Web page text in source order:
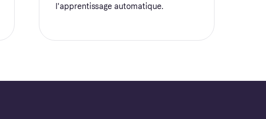
l'apprentissage automatique.